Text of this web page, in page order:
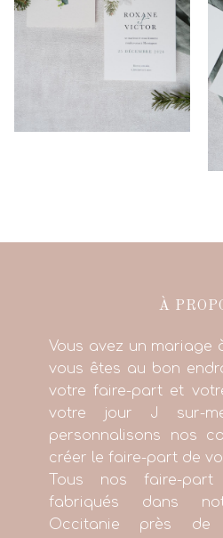
À
Vous avez un mariage
vous êtes au bon
votre faire-part et
votre jour J sur-
personnalisons nos
créer le faire-part de
Tous nos faire-
fabriqués dans
Occitanie près de